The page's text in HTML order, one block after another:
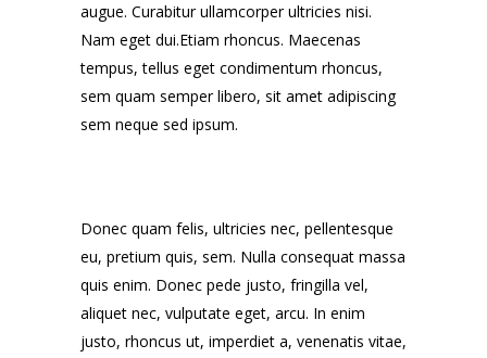
augue. Curabitur ullamcorper ultricies nisi.
Nam eget dui.Etiam rhoncus. Maecenas
tempus, tellus eget condimentum rhoncus,
sem quam semper libero, sit amet adipiscing
sem neque sed ipsum.
Donec quam felis, ultricies nec, pellentesque
eu, pretium quis, sem. Nulla consequat massa
quis enim. Donec pede justo, fringilla vel,
aliquet nec, vulputate eget, arcu. In enim
justo, rhoncus ut, imperdiet a, venenatis vitae,